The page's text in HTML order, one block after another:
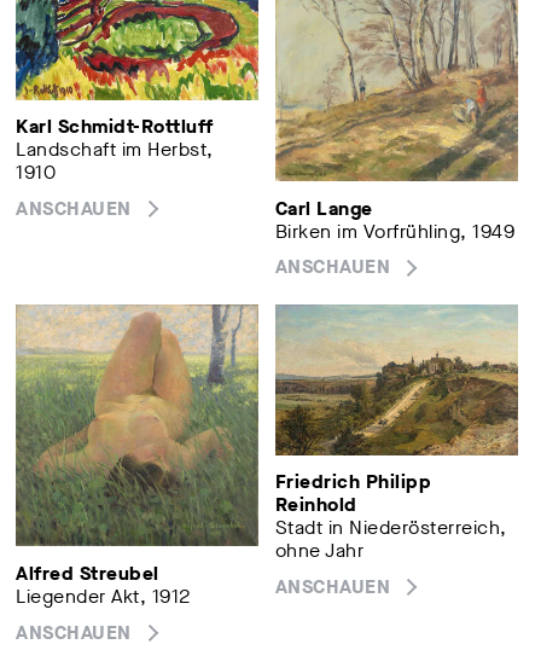
Karl Schmidt-Rottluff
Landschaft im Herbst,
1910
ANSCHAUEN
Carl Lange
Birken im Vorfrühling, 1949
ANSCHAUEN
Alfred Streubel
Liegender Akt, 1912
ANSCHAUEN
Friedrich Philipp
Reinhold
Stadt in Niederösterreich,
ohne Jahr
ANSCHAUEN